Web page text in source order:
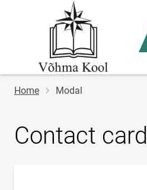
Breadcrumb
Home Modal
Contact card